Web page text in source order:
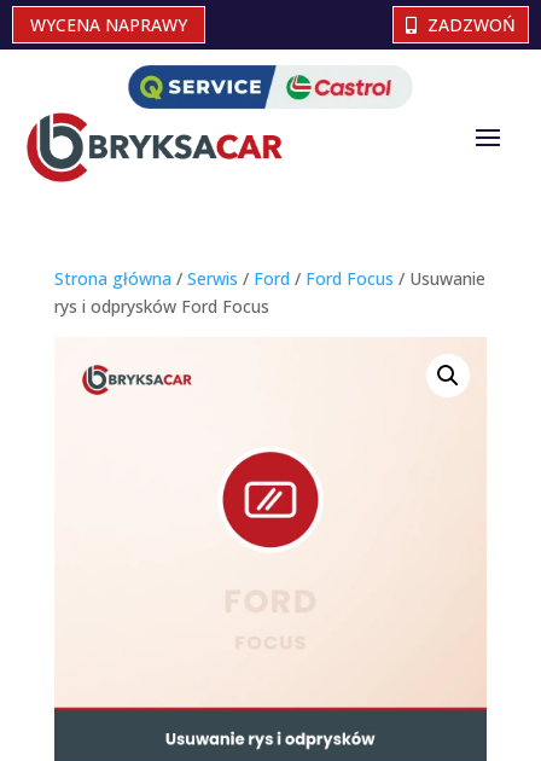
WYCENA NAPRAWY ZADZWOŃ
Strona główna / Serwis / Ford / Ford Focus / Usuwanie
rys i odprysków Ford Focus